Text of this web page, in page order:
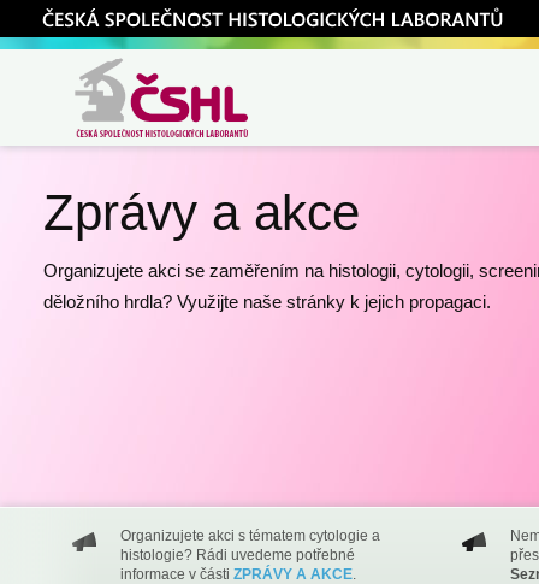
ČSHL
Česká společnost
histologických
laborantů
Zprávy a akce
Organizujete akci se zaměřením na histologii, cytologii,
děložního hrdla? Využijte naše stránky k jejich propagaci.
Organizujete akci s tématem cytologie a
histologie? Rádi uvedeme potřebné
informace v části ZPRÁVY A AKCE.